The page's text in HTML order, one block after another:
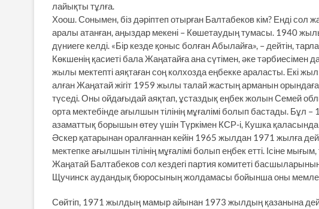
лайықты тұлға.
Хоош. Сонымен, біз дәріптеп отырған Балтабеков кім? Енді
аралы атанған, аңыздар мекені – Көшетаудың тумасы. 1940
дүниеге келді. «Бір кезде қоныс болған Абылайға», – дейтін,
Көкшенің қасиеті бала Жаңатайға ана сүтімен, әке
жылы мектепті аяқтаған соң колхозда еңбекке араласты. Екі
алған Жаңатай жігіт 1959 жылы талай жастың арманын
түседі. Оны ойдағыдай аяқтап, ұстаздық еңбек жолын Семей
орта мектебінде ағылшын тілінің мұғалімі болып бастады.
азаматтық борышын өтеу үшін Түркімен КСР-і, Кушка
Әскер қатарынан оралғаннан кейін 1965 жылдан 1971 жылға
мектепке ағылшын тілінің мұғалімі болып еңбек етті. Ісіне
Жаңатай Балтабеков сол кездегі партия комитеті
Щучинск аудандық бюросының жолдамасы бойынша оны
Сөйтіп, 1971 жылдың мамыр айынан 1973 жылдың қазанына